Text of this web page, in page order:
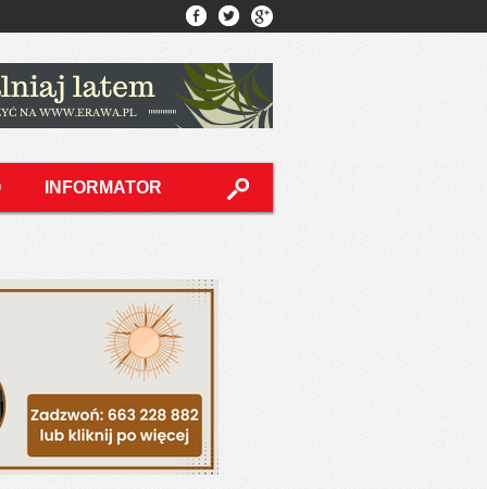
INFORMATOR